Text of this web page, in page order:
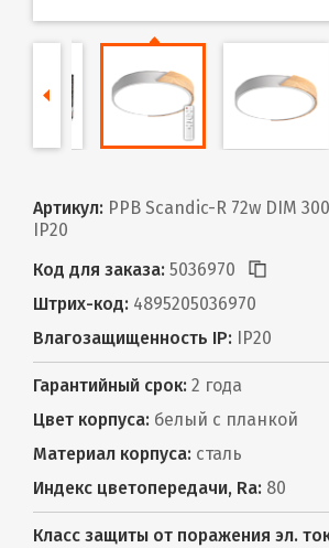
Артикул: PPB Scandic-R 72w DIM
IP20
Код для заказа: 5036970
Штрих-код: 4895205036970
Влагозащищенность IP: IP20
Гарантийный срок: 2 года
Цвет корпуса: белый с планкой
Материал корпуса: сталь
Индекс цветопередачи, Ra: 80
Класс защиты от поражения эл.